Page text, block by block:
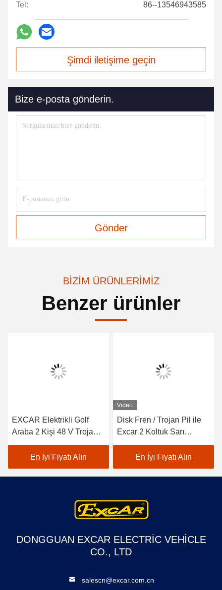
Tel: 86--13546943585
Şimdi iletişime geçin
Bize e-posta gönderin.
Gönder
BIZIM ÜRÜNLERIMIZ
Benzer ürünler
EXCAR Elektrikli Golf
Araba 2 Kişi 48 V Trojan
Pil / Curtis Denetleyici
En İyi Fiyatı Alın
Video
Disk Fren / Trojan Pil ile
Excar 2 Koltuk Sarı
Elektrikli Golf Araba
En İyi Fiyatı Alın
DONGGUAN EXCAR ELECTRIC VEHICLE
CO., LTD
salescn@excar.com.cn